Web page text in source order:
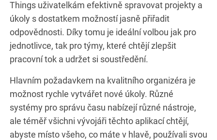
Things uživatelkám efektivně spravovat projekty a
úkoly s dostatkem možností jasně přiřadit
odpovědnosti. Díky tomu je ideální volbou jak pro
jednotlivce, tak pro týmy, které chtějí zlepšit
pracovní tok a udržet si soustředění.
Hlavním požadavkem na kvalitního organizéra je
možnost rychle vytvářet nové úkoly. Různé
systémy pro správu času nabízejí různé nástroje,
ale téměř všichni vývojáři těchto aplikací chtějí,
abyste místo všeho, co máte v hlavě, používali svou